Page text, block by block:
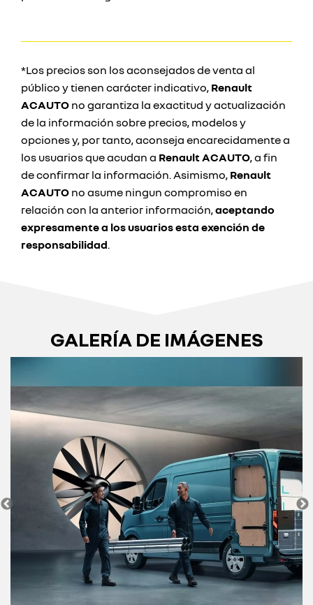
*Los precios son los aconsejados de venta al
público y tienen carácter indicativo, Renault
ACAUTO no garantiza la exactitud y actualización
de la información sobre precios, modelos y
opciones y, por tanto, aconseja encarecidamente a
los usuarios que acudan a Renault ACAUTO, a fin
de confirmar la información. Asimismo, Renault
ACAUTO no asume ningun compromiso en
relación con la anterior información,aceptando
expresamente a los usuarios esta exención de
responsabilidad.
GALERÍA DE IMÁGENES